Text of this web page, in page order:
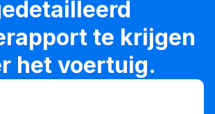
te krijgen
het voertuig.